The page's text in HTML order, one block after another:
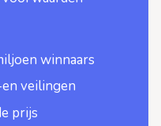
winnaars
veilingen
prijs